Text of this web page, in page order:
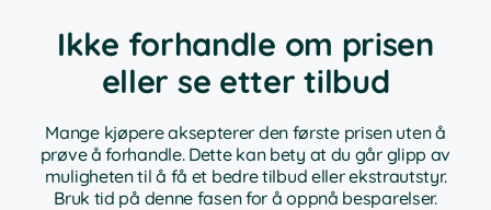
Ikke forhandle om prisen
eller se etter tilbud
Mange kjøpere aksepterer den første prisen uten å
prøve å forhandle. Dette kan bety at du går glipp av
muligheten til å få et bedre tilbud eller ekstrautstyr.
Bruk tid på denne fasen for å oppnå besparelser.